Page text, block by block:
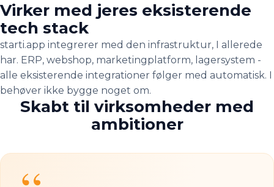
Virker med jeres eksisterende
tech stack
starti.app integrerer med den infrastruktur, I allerede
har. ERP, webshop, marketingplatform, lagersystem -
alle eksisterende integrationer følger med automatisk. I
behøver ikke bygge noget om.
Skabt til virksomheder med
ambitioner